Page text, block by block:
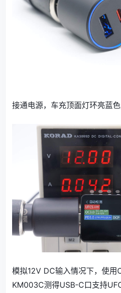
接通电源，车充顶面灯环亮蓝色
模拟12V DC输入情况下，使用
KM003C测得USB-C口支持